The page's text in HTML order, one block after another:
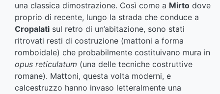
una classica dimostrazione. Così come a Mirto dove
proprio di recente, lungo la strada che conduce a
Cropalati sul retro di un’abitazione, sono stati
ritrovati resti di costruzione (mattoni a forma
romboidale) che probabilmente costituivano mura in
opus reticulatum (una delle tecniche costruttive
romane). Mattoni, questa volta moderni, e
calcestruzzo hanno invaso letteralmente una